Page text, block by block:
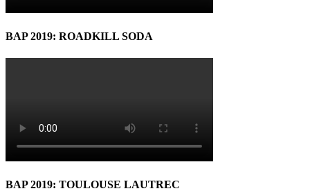
BAP 2019: ROADKILL SODA
BAP 2019: TOULOUSE LAUTREC